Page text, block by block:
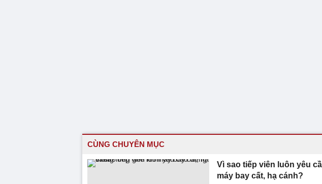
CÙNG CHUYÊN MỤC
Vì sao tiếp viên luôn yêu
máy bay cất, hạ cánh?